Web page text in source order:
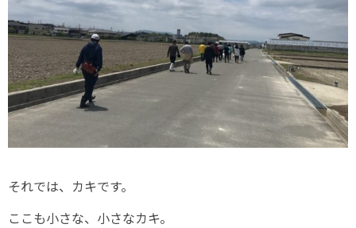
それでは、カキです。
ここも小さな、小さなカキ。